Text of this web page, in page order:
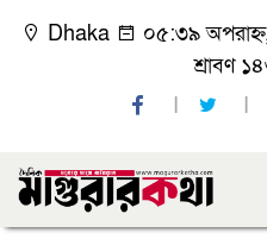
Dhaka
০৫:৩৯
শ্রাবণ